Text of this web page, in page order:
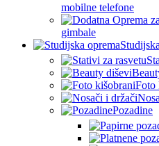
mobilne telefone
gimbale
Foto
Pozadine